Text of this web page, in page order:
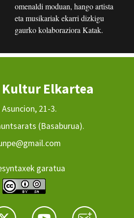
omenaldi moduan, hango artista
eta musikariak ekarri dizkigu
gaurko kolaboraziora Katak.
Elkartea
Asuncion, 21-3.
(Basaburua).
garatua